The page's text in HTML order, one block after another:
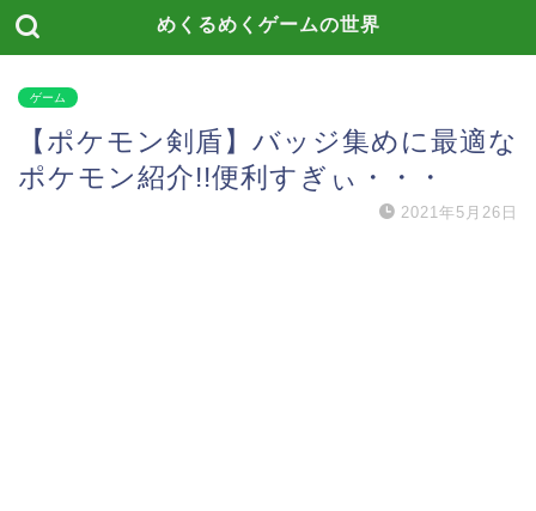
めくるめくゲームの世界
ゲーム
【ポケモン剣盾】バッジ集めに最適な
ポケモン紹介!!便利すぎぃ・・・
2021年5月26日